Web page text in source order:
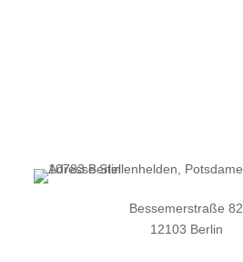
Bessemerstraße 82
12103 Berlin